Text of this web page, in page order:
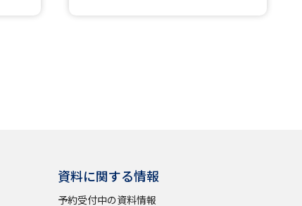
資料に関する情報
予約受付中の資料情報